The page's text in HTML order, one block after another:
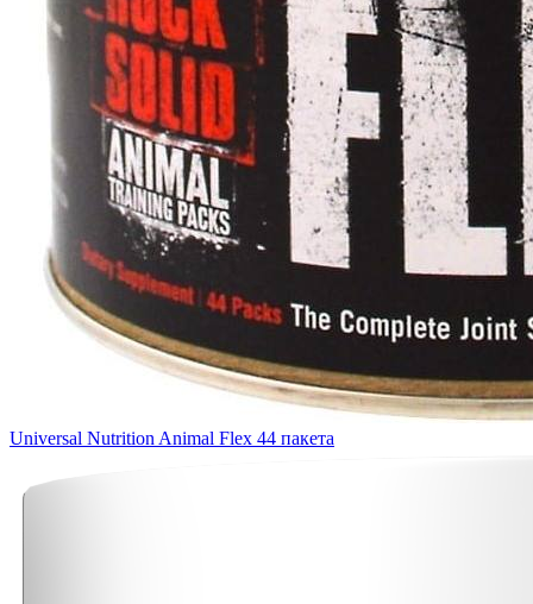
Universal Nutrition Animal Flex 44 пакета